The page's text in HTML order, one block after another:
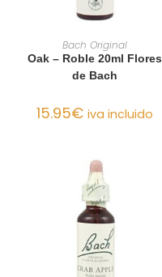
AÑADIR AL CARRITO
Bach Original
Oak – Roble 20ml Flores
de Bach
15.95€ iva incluido